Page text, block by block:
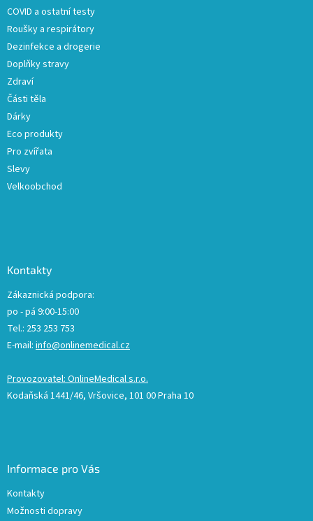
COVID a ostatní testy
Roušky a respirátory
Dezinfekce a drogerie
Doplňky stravy
Zdraví
Části těla
Dárky
Eco produkty
Pro zvířata
Slevy
Velkoobchod
Kontakty
Zákaznická podpora:
po - pá 9:00-15:00
Tel.: 253 253 753
E-mail: info@onlinemedical.cz
Provozovatel: OnlineMedical s.r.o.
Kodaňská 1441/46, Vršovice, 101 00 Praha 10
Informace pro Vás
Kontakty
Možnosti dopravy